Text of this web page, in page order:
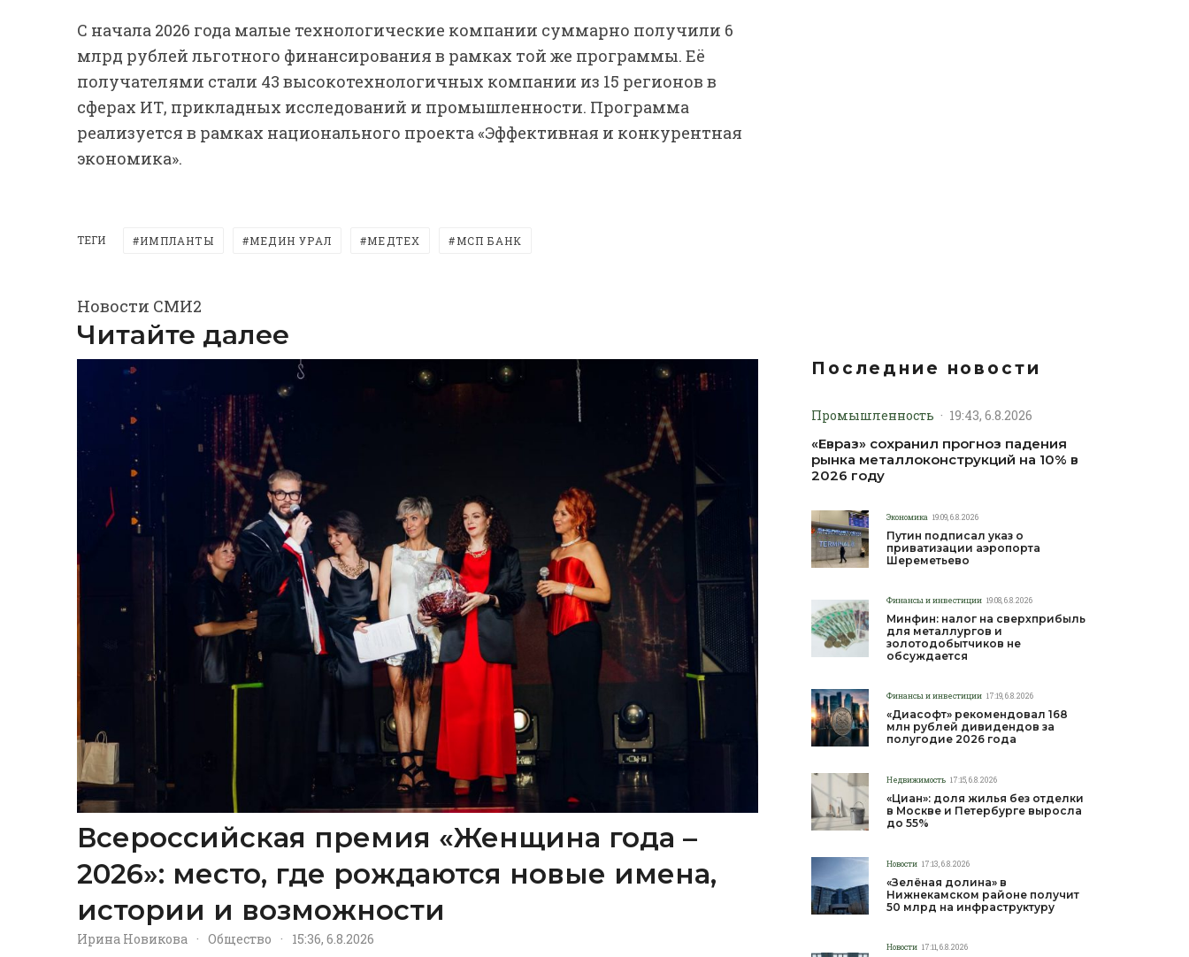
С начала 2026 года малые технологические компании суммарно получили 6
млрд рублей льготного финансирования в рамках той же программы. Её
получателями стали 43 высокотехнологичных компании из 15 регионов в
сферах ИТ, прикладных исследований и промышленности. Программа
реализуется в рамках национального проекта «Эффективная и конкурентная
экономика».
ТЕГИ ИМПЛАНТЫ МЕДИН УРАЛ МЕДТЕХ МСП БАНК
Новости СМИ2
Читайте далее
Всероссийская премия «Женщина года –
2026»: место, где рождаются новые имена,
истории и возможности
Ирина Новикова · Общество · 15:36, 6.8.2026
Последние новости
Промышленность · 19:43, 6.8.2026
«Евраз» сохранил прогноз падения
рынка металлоконструкций на 10% в
2026 году
Экономика 19:09, 6.8.2026
Путин подписал указ о
приватизации аэропорта
Шереметьево
Финансы и инвестиции 19:08, 6.8.2026
Минфин: налог на сверхприбыль
для металлургов и
золотодобытчиков не
обсуждается
Финансы и инвестиции 17:19, 6.8.2026
«Диасофт» рекомендовал 168
млн рублей дивидендов за
полугодие 2026 года
Недвижимость 17:15, 6.8.2026
«Циан»: доля жилья без отделки
в Москве и Петербурге выросла
до 55%
Новости 17:13, 6.8.2026
«Зелёная долина» в
Нижнекамском районе получит
50 млрд на инфраструктуру
Новости 17:11, 6.8.2026